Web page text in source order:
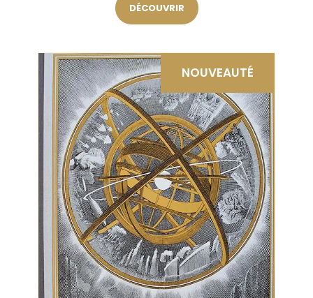
DÉCOUVRIR
NOUVEAUTÉ